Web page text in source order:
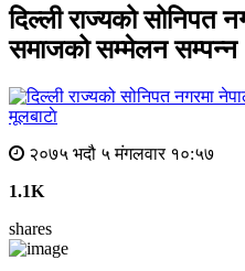
दिल्ली राज्यको सोनिपत
समाजको सम्मेलन सम्पन्न
मूलबाटाे
२०७५ भदौ ५ मंगलवार १०:५७
1.1K
shares